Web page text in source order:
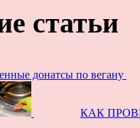
статьи
донатсы по вегану
КАК